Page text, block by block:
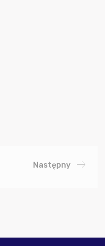
Następny